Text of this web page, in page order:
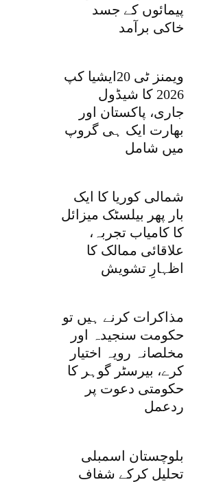
پیمائوں کے جسد
خاکی برآمد
ویمنز ٹی 20ایشیا کپ
2026 کا شیڈول
جاری، پاکستان اور
بھارت ایک ہی گروپ
میں شامل
شمالی کوریا کا ایک
بار پھر بیلسٹک میزائل
کا کامیاب تجربہ،
علاقائی ممالک کا
اظہارِ تشویش
مذاکرات کرنے ہیں تو
حکومت سنجیدہ اور
مخلصانہ رویہ اختیار
کرے، بیرسٹر گوہر کا
حکومتی دعوت پر
ردعمل
بلوچستان اسمبلی
تحلیل کرکے شفاف